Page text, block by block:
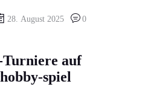
28. August 2025 0
auf
spiel